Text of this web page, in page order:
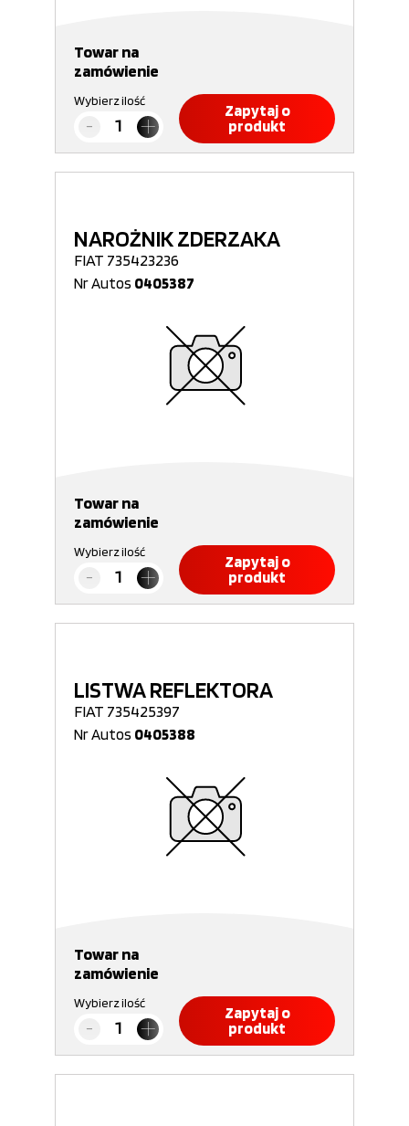
Towar na
zamówienie
Wybierz ilość
Zapytaj o
produkt
NAROŻNIK ZDERZAKA
FIAT 735423236
Nr Autos 0405387
Towar na
zamówienie
Wybierz ilość
Zapytaj o
produkt
LISTWA REFLEKTORA
FIAT 735425397
Nr Autos 0405388
Towar na
zamówienie
Wybierz ilość
Zapytaj o
produkt